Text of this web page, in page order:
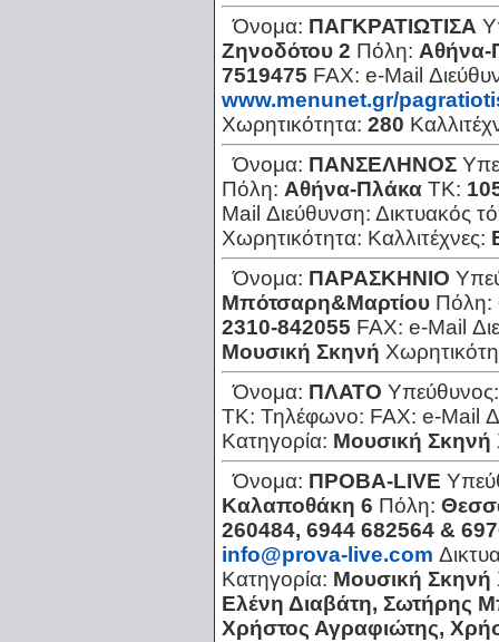
Όνομα: ΠΑΓΚΡΑΤΙΩΤΙΣΑ
Ζηνοδότου 2 Πόλη: Αθήνα-
7519475 FAX: e-Mail
www.menunet.gr/
Χωρητικότητα: 280
Όνομα: ΠΑΝΣΕΛΗΝΟΣ
Πόλη: Αθήνα-Πλάκα ΤΚ:
Mail Διεύθυνση: Δικτυακός
Χωρητικότητα: Καλλιτέχνες:
Όνομα: ΠΑΡΑΣΚΗΝΙΟ
Μπότσαρη&Μαρτίου Πόλη:
2310-842055 FAX: e-Mail
Μουσική Σκηνή
Όνομα: ΠΛΑΤΟ
ΤΚ: Τηλέφωνο: FAX: e-Mail
Κατηγορία: Μουσική Σκηνή
Όνομα: ΠΡΟΒΑ-LIVE
Καλαποθάκη 6 Πόλη:
260484, 6944 682564 &
info@prova-live.com
Κατηγορία: Μουσική Σκηνή
Ελένη Διαβάτη, Σωτήρης
Χρήστος Αγραφιώτης,